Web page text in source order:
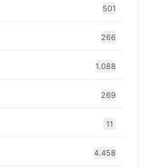
501
266
1.088
269
11
4.458